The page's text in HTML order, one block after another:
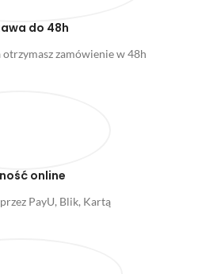
do 48h
zamówienie w 48h
online
PayU, Blik, Kartą